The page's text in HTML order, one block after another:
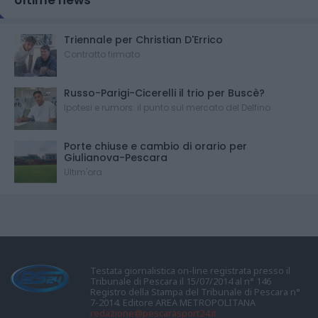
Triennale per Christian D'Errico
Contratto firmato
Russo-Parigi-Cicerelli il trio per Buscè?
Ipotesi e rumors: il punto sul mercato del Delfino
Porte chiuse e cambio di orario per
Giulianova-Pescara
Ultim'ora
Testata giornalistica on-line registrata presso il
Tribunale di Pescara il 15/07/2014 al n° 146
Registro della Stampa del Tribunale di Pescara n°
7-2014. Editore AREA METROPOLITANA
redazione@pescarasport24.it